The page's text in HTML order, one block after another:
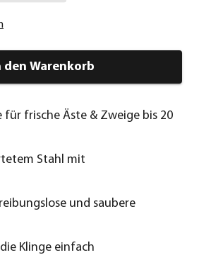
den Warenkorb
für frische Äste & Zweige bis 20
Stahl mit
und saubere
Klinge einfach